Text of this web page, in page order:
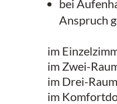
bei
Anspruch
im
im Zwei-
im Drei-
im